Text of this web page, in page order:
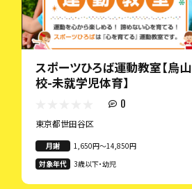
スポーツひろば運動教室【烏山
校-未就学児体育】
0
東京都世田谷区
月謝
1,650円〜14,850円
対象年代
3歳以下・幼児